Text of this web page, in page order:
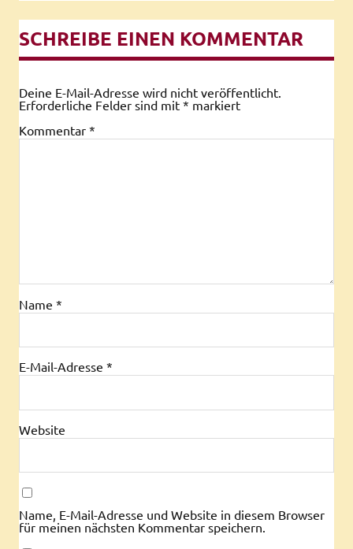
SCHREIBE EINEN KOMMENTAR
Deine E-Mail-Adresse wird nicht veröffentlicht.
Erforderliche Felder sind mit * markiert
Kommentar *
Name *
E-Mail-Adresse *
Website
Name, E-Mail-Adresse und Website in diesem Browser
für meinen nächsten Kommentar speichern.